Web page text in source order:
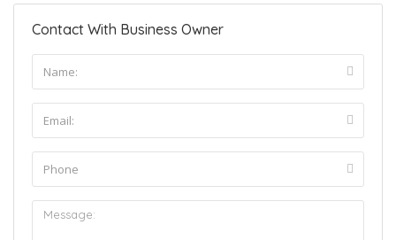
Contact With Business Owner